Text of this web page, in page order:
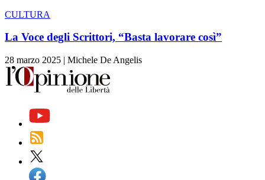
CULTURA
La Voce degli Scrittori, “Basta lavorare così”
28 marzo 2025 | Michele De Angelis